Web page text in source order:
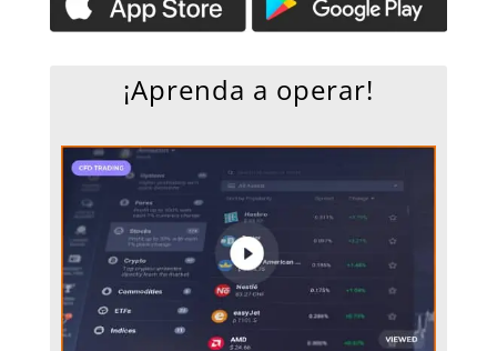
¡Aprenda a operar!